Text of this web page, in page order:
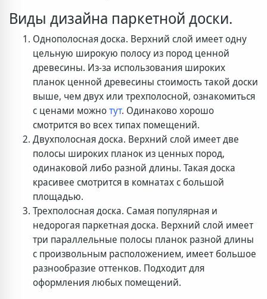
Виды дизайна паркетной доски.
Однополосная доска. Верхний слой имеет одну
цельную широкую полосу из пород ценной
древесины. Из-за использования широких
планок ценной древесины стоимость такой доски
выше, чем двух или трехполосной, ознакомиться
с ценами можнотут. Одинаково хорошо
смотрится во всех типах помещений.
Двухполосная доска. Верхний слой имеет две
полосы широких планок из ценных пород,
одинаковой либо разной длины. Такая доска
красивее смотрится в комнатах с большой
площадью.
Трехполосная доска. Самая популярная и
недорогая паркетная доска. Верхний слой имеет
три параллельные полосы планок разной длины
с произвольным расположением, имеет большое
разнообразие оттенков. Подходит для
оформления любых помещений.